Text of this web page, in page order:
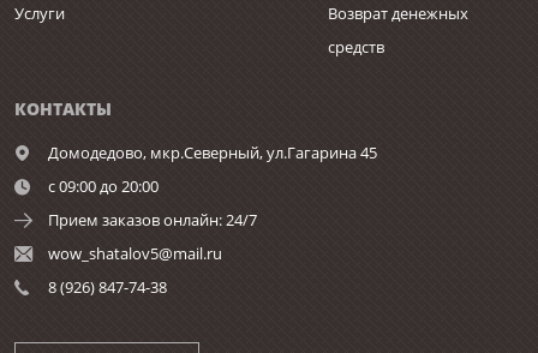
Услуги
Возврат денежных
средств
КОНТАКТЫ
Домодедово, мкр.Северный, ул.Гагарина 45
c 09:00 до 20:00
Прием заказов онлайн: 24/7
wow_shatalov5@mail.ru
8 (926) 847-74-38